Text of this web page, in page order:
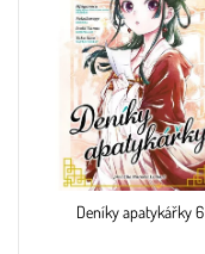
Deníky apatykářky 6